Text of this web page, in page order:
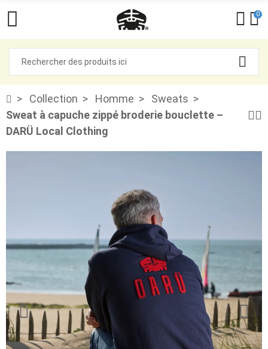
0
Collection Homme
Sweats
Sweat à capuche zippé broderie bouclette –
DARÜ Local Clothing